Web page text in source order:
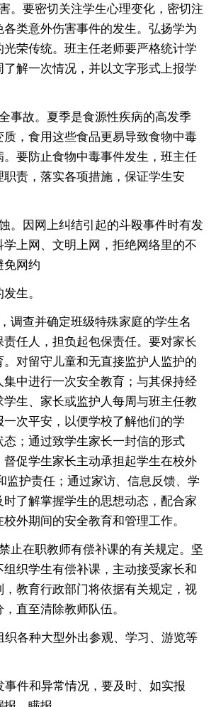
要密切关注学生心理变化，密切注
类意外伤害事件的发生。弘扬学为
光荣传统。班主任老师要严格统计学
解一次情况，并以文字形式上报学
故。夏季是食源性疾病的高发季
质，食用这些食品更易导致食物中毒
。要防止食物中毒事件发生，班主任
职责，落实各项措施，保证学生安
因网上纠结引起的斗殴事件时有发
上网、文明上网，拒绝网络里的不
免网约
生。
查并确定班级特殊家庭的学生名
任人，担负起包保责任。要对家长
对留守儿童和无直接监护人监护的
集中进行一次安全教育；与其保持经
生、家长或监护人每周与班主任教
一次平安，以便学校了解他们的学
态；通过致学生家长一封信的形式
督促学生家长主动承担起学生在校外
监护责任；通过家访、信息反馈、学
了解掌握学生的思想动态，配合家
外期间的安全教育和管理工作。
在职教师有偿补课的有关规定。坚
组织学生有偿补课，主动接受家长和
，教育行政部门将依据有关规定，视
直至清除教师队伍。
各种大型外出参观、学习、游览等
件和异常情况，要及时、如实报